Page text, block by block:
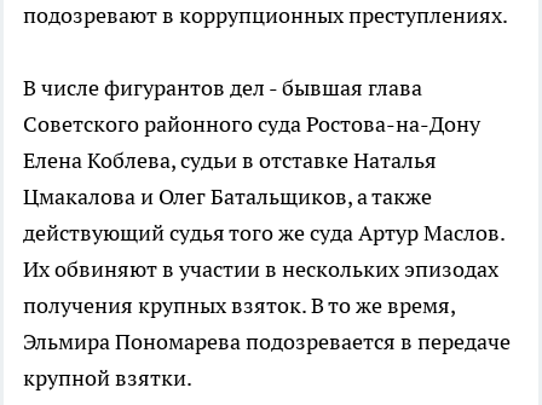
подозревают в коррупционных преступлениях.
В числе фигурантов дел - бывшая глава
Советского районного суда Ростова-на-Дону
Елена Коблева, судьи в отставке Наталья
Цмакалова и Олег Батальщиков, а также
действующий судья того же суда Артур Маслов.
Их обвиняют в участии в нескольких эпизодах
получения крупных взяток. В то же время,
Эльмира Пономарева подозревается в передаче
крупной взятки.